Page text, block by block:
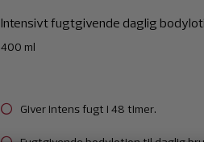
Intensivt fugtgivende daglig
400 ml
Giver intens fugt i 48 timer.